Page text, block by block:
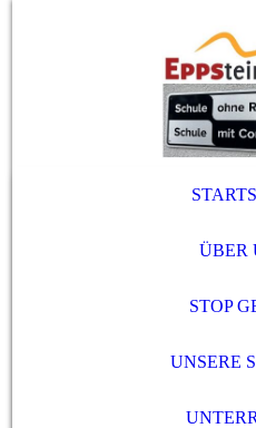
ÜBER
STOP
UNSERE